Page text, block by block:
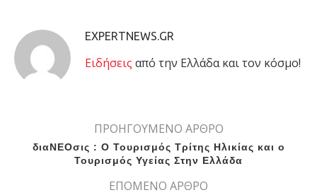
EXPERTNEWS.GR
Eιδήσεις από την Ελλάδα και τον κόσμο!
ΠΡΟΗΓΟΥΜΕΝΟ ΑΡΘΡΟ
διαΝΕΟσις : Ο Τουρισμός Τρίτης Ηλικίας και ο
Τουρισμός Υγείας Στην Ελλάδα
ΕΠΟΜΕΝΟ ΑΡΘΡΟ